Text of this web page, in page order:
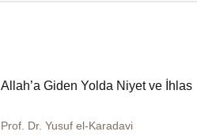
Allah’a Giden Yolda Niyet ve İhlas
Prof. Dr. Yusuf el-Karadavi